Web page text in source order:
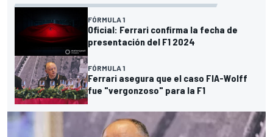
FÓRMULA 1
Oficial: Ferrari confirma la fecha de
presentación del F1 2024
FÓRMULA 1
Ferrari asegura que el caso FIA-Wolff
fue "vergonzoso" para la F1